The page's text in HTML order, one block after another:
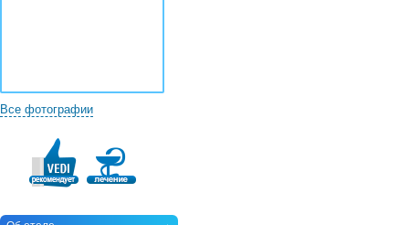
Все фотографии